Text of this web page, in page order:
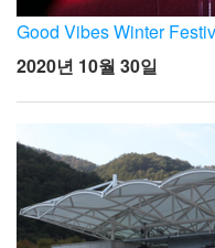
Good Vibes Winter
2020년 10월 30일